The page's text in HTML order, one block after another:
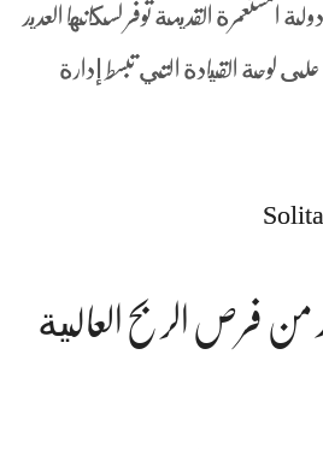
المستعمرة القديمة توفر لسكانها العديد
لوحة القيادة التي تبسط إدارة
من فرص الربح العالية